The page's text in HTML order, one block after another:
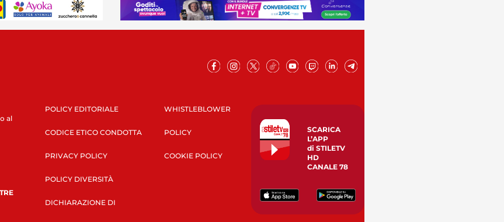
al
POLICY EDITORIALE
CODICE ETICO CONDOTTA
PRIVACY POLICY
POLICY DIVERSITÀ
DICHIARAZIONE DI
WHISTLEBLOWER
POLICY
COOKIE POLICY
SCARICA
L’APP
di STILETV
HD
CANALE 78